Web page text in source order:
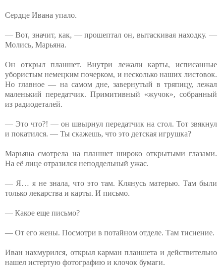
Сердце Ивана упало.
— Вот, значит, как, — прошептал он, вытаскивая находку. —
Молись, Марьяна.
Он открыл планшет. Внутри лежали карты, исписанные
убористым немецким почерком, и несколько наших листовок.
Но главное — на самом дне, завернутый в тряпицу, лежал
маленький передатчик. Примитивный «жучок», собранный
из радиодеталей.
— Это что?! — он швырнул передатчик на стол. Тот звякнул
и покатился. — Ты скажешь, что это детская игрушка?
Марьяна смотрела на планшет широко открытыми глазами.
На её лице отразился неподдельный ужас.
— Я… я не знала, что это там. Клянусь матерью. Там были
только лекарства и карты. И письмо.
— Какое еще письмо?
— От его жены. Посмотри в потайном отделе. Там тиснение.
Иван нахмурился, открыл карман планшета и действительно
нашел истертую фотографию и клочок бумаги.